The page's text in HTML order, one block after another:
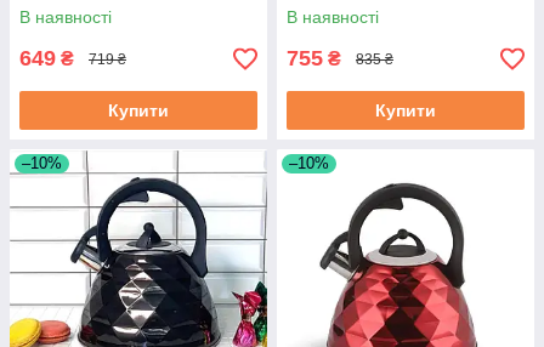
В наявності
649 ₴ 719 ₴
Купити
В наявності
755 ₴ 835 ₴
Купити
–10% –10%